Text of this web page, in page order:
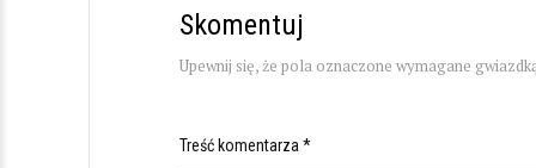
Skomentuj
Upewnij się, że pola oznaczone wymagane
Treść komentarza *